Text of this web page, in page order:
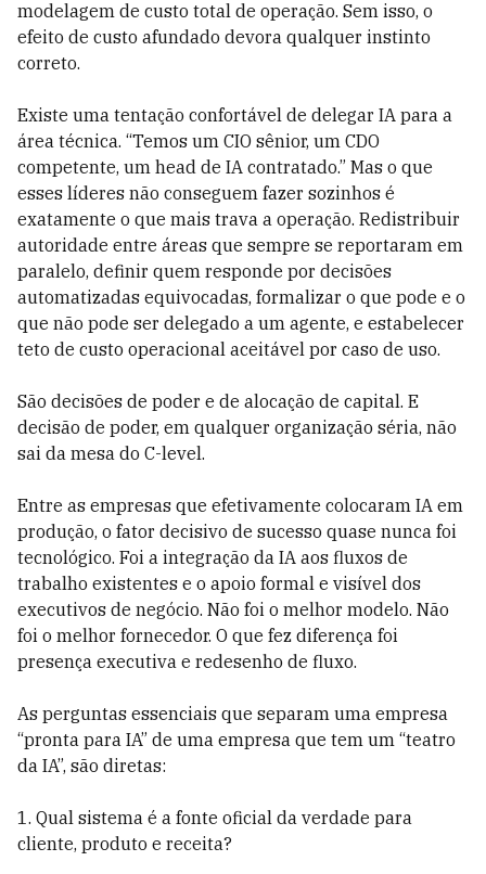
modelagem de custo total de operação. Sem isso, o
efeito de custo afundado devora qualquer instinto
correto.
Existe uma tentação confortável de delegar IA para a
área técnica. “Temos um CIO sênior, um CDO
competente, um head de IA contratado.” Mas o que
esses líderes não conseguem fazer sozinhos é
exatamente o que mais trava a operação. Redistribuir
autoridade entre áreas que sempre se reportaram em
paralelo, definir quem responde por decisões
automatizadas equivocadas, formalizar o que pode e o
que não pode ser delegado a um agente, e estabelecer
teto de custo operacional aceitável por caso de uso.
São decisões de poder e de alocação de capital. E
decisão de poder, em qualquer organização séria, não
sai da mesa do C-level.
Entre as empresas que efetivamente colocaram IA em
produção, o fator decisivo de sucesso quase nunca foi
tecnológico. Foi a integração da IA aos fluxos de
trabalho existentes e o apoio formal e visível dos
executivos de negócio. Não foi o melhor modelo. Não
foi o melhor fornecedor. O que fez diferença foi
presença executiva e redesenho de fluxo.
As perguntas essenciais que separam uma empresa
“pronta para IA” de uma empresa que tem um “teatro
da IA”, são diretas:
1. Qual sistema é a fonte oficial da verdade para
cliente, produto e receita?